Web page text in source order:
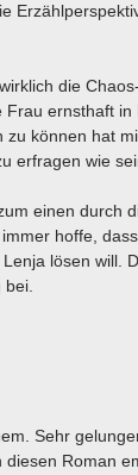
die
ernsthaft
können hat
erfragen wie
einen durch
hoffe,
lösen will.
Sehr
Roman